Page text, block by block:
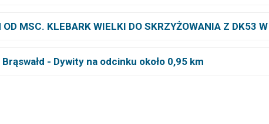
MSC. KLEBARK WIELKI DO SKRZYŻOWANIA Z DK53
- Dywity na odcinku około 0,95 km